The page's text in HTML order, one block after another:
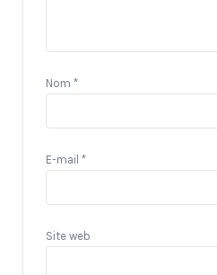
Nom *
E-mail *
Site web